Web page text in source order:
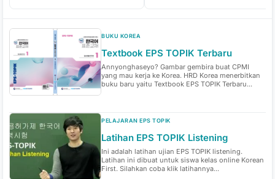
BUKU KOREA
Textbook EPS TOPIK Terbaru
Annyonghaseyo? Gambar gembira buat CPMI
yang mau kerja ke Korea. HRD Korea menerbitkan
buku baru yaitu Textbook EPS TOPIK Terbaru...
PELAJARAN EPS TOPIK
Latihan EPS TOPIK Listening
Ini adalah latihan ujian EPS TOPIK listening.
Latihan ini dibuat untuk siswa kelas online Korean
First. Silahkan coba klik latihannya...